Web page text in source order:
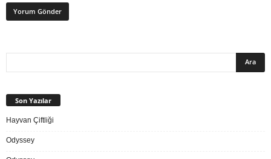
Son Yazılar
Hayvan Çiftliği
Odyssey